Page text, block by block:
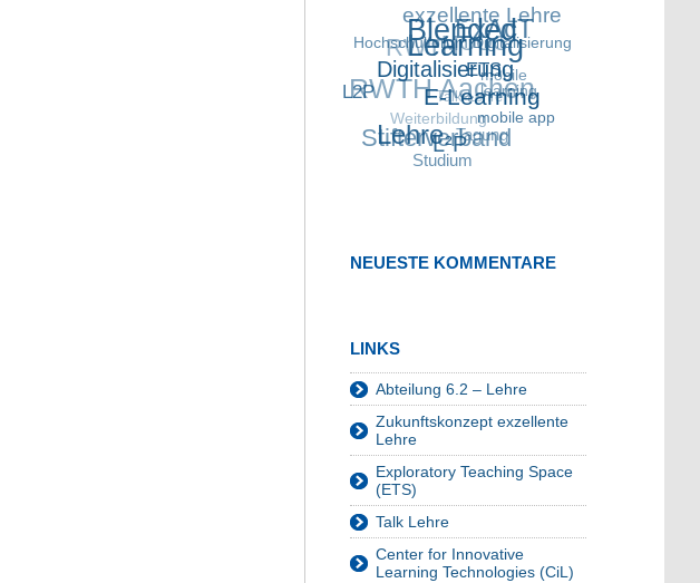
Blended
Learning
Digitalisierung
E-Learning
ETS
ExAcT
exzellente Lehre
Hochschulforum
Digitalisierung
L2P
Lehre
L²P
mobile app
mobile
learning
MOOC
RWTH
RWTH Aachen
Stifterverband
Studium
Tagung
Talk Lehre
Weiterbildung
NEUESTE KOMMENTARE
LINKS
Abteilung 6.2 – Lehre
Zukunftskonzept exzellente
Lehre
Exploratory Teaching Space
(ETS)
Talk Lehre
Center for Innovative
Learning Technologies (CiL)